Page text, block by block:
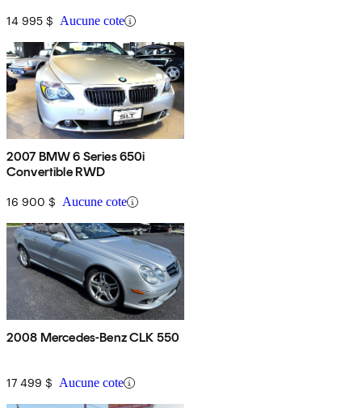
14 995 $ Aucune cote
2007 BMW 6 Series 650i
Convertible RWD
16 900 $ Aucune cote
2008 Mercedes-Benz CLK 550
17 499 $ Aucune cote